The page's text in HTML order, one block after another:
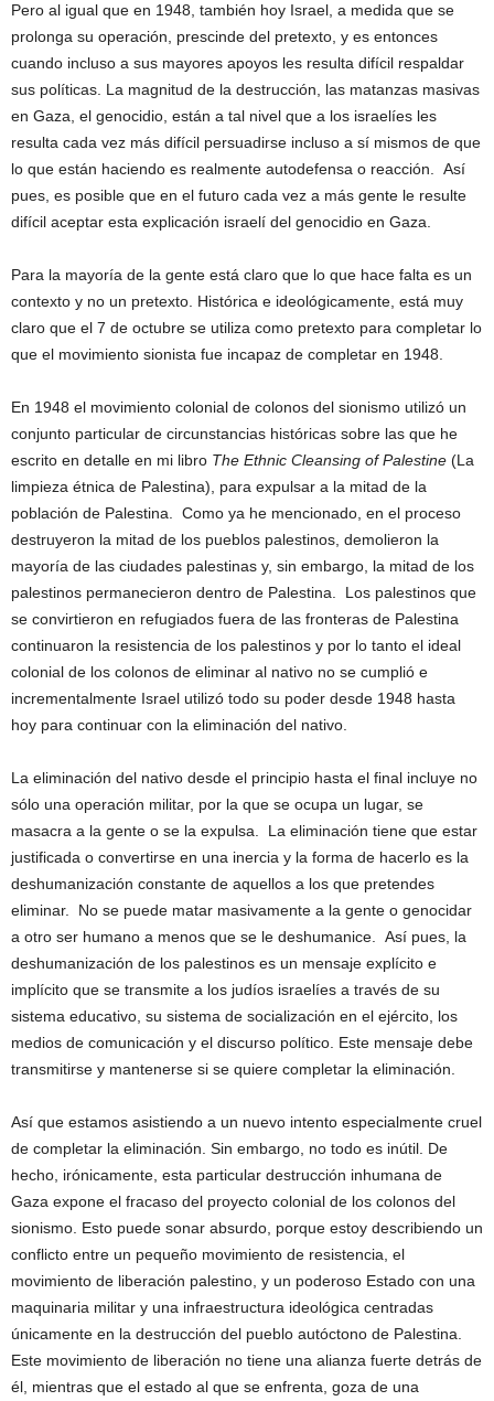
Pero al igual que en 1948, también hoy Israel, a medida que se
prolonga su operación, prescinde del pretexto, y es entonces
cuando incluso a sus mayores apoyos les resulta difícil respaldar
sus políticas. La magnitud de la destrucción, las matanzas masivas
en Gaza, el genocidio, están a tal nivel que a los israelíes les
resulta cada vez más difícil persuadirse incluso a sí mismos de que
lo que están haciendo es realmente autodefensa o reacción. Así
pues, es posible que en el futuro cada vez a más gente le resulte
difícil aceptar esta explicación israelí del genocidio en Gaza.
Para la mayoría de la gente está claro que lo que hace falta es un
contexto y no un pretexto. Histórica e ideológicamente, está muy
claro que el 7 de octubre se utiliza como pretexto para completar lo
que el movimiento sionista fue incapaz de completar en 1948.
En 1948 el movimiento colonial de colonos del sionismo utilizó un
conjunto particular de circunstancias históricas sobre las que he
escrito en detalle en mi libro The Ethnic Cleansing of Palestine (La
limpieza étnica de Palestina), para expulsar a la mitad de la
población de Palestina. Como ya he mencionado, en el proceso
destruyeron la mitad de los pueblos palestinos, demolieron la
mayoría de las ciudades palestinas y, sin embargo, la mitad de los
palestinos permanecieron dentro de Palestina. Los palestinos que
se convirtieron en refugiados fuera de las fronteras de Palestina
continuaron la resistencia de los palestinos y por lo tanto el ideal
colonial de los colonos de eliminar al nativo no se cumplió e
incrementalmente Israel utilizó todo su poder desde 1948 hasta
hoy para continuar con la eliminación del nativo.
La eliminación del nativo desde el principio hasta el final incluye no
sólo una operación militar, por la que se ocupa un lugar, se
masacra a la gente o se la expulsa. La eliminación tiene que estar
justificada o convertirse en una inercia y la forma de hacerlo es la
deshumanización constante de aquellos a los que pretendes
eliminar. No se puede matar masivamente a la gente o genocidar
a otro ser humano a menos que se le deshumanice. Así pues, la
deshumanización de los palestinos es un mensaje explícito e
implícito que se transmite a los judíos israelíes a través de su
sistema educativo, su sistema de socialización en el ejército, los
medios de comunicación y el discurso político. Este mensaje debe
transmitirse y mantenerse si se quiere completar la eliminación.
Así que estamos asistiendo a un nuevo intento especialmente cruel
de completar la eliminación. Sin embargo, no todo es inútil. De
hecho, irónicamente, esta particular destrucción inhumana de
Gaza expone el fracaso del proyecto colonial de los colonos del
sionismo. Esto puede sonar absurdo, porque estoy describiendo un
conflicto entre un pequeño movimiento de resistencia, el
movimiento de liberación palestino, y un poderoso Estado con una
maquinaria militar y una infraestructura ideológica centradas
únicamente en la destrucción del pueblo autóctono de Palestina.
Este movimiento de liberación no tiene una alianza fuerte detrás de
él, mientras que el estado al que se enfrenta, goza de una